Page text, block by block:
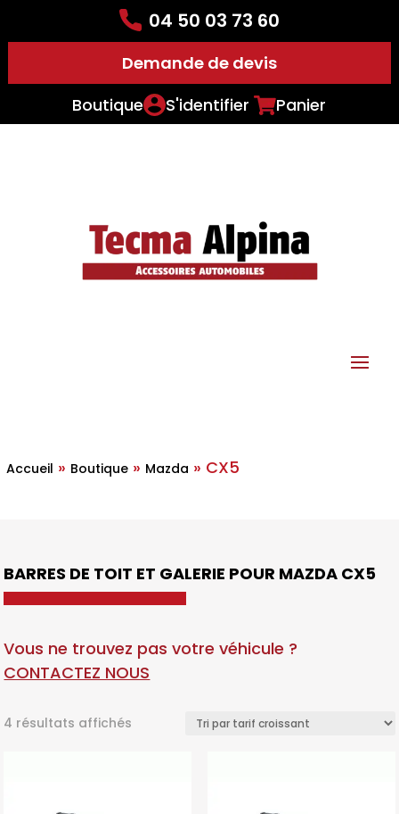
04 50 03 73 60
Demande de devis
Boutique
S'identifier Panier
Accueil » Boutique» Mazda » CX5
BARRES DE TOIT ET GALERIE POUR MAZDA CX5
Vous ne trouvez pas votre véhicule ?
CONTACTEZ NOUS
4 résultats affichés